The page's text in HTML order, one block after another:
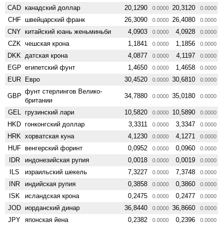
CAD канадский доллар 20,1290 0.0000 20,3120 0.0000
CHF швейцарский франк 26,3090 0.0000 26,4080 0.0000
CNY китайский юань женьминьби 4,0903 0.0000 4,0928 0.0000
CZK чешская крона 1,1841 0.0000 1,1856 0.0000
DKK датская крона 4,0877 0.0000 4,1197 0.0000
EGP египетский фунт 1,4650 0.0000 1,4658 0.0000
EUR Евро 30,4520 0.0000 30,6810 0.0000
GBP
фунт стерлингов Велико­
британии
34,7880 0.0000 35,0180 0.0000
GEL грузинский лари 10,5820 0.0000 10,5890 0.0000
HKD гонконгский доллар 3,3311 0.0000 3,3347 0.0000
HRK хорватская куна 4,1230 0.0000 4,1271 0.0000
HUF венгерский форинт 0,0952 0.0000 0,0960 0.0000
IDR индонезийская рупия 0,0018 0.0000 0,0019 0.0000
ILS израильский шекель 7,3227 0.0000 7,3748 0.0000
INR индийская рупия 0,3858 0.0000 0,3860 0.0000
ISK исландская крона 0,2475 0.0000 0,2477 0.0000
JOD иорданский динар 36,8440 0.0000 36,8660 0.0000
JPY японская йена 0,2382 0.0000 0,2396 0.0000